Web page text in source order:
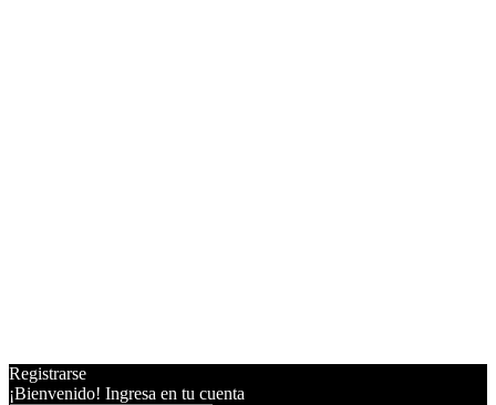
Registrarse
¡Bienvenido! Ingresa en tu cuenta